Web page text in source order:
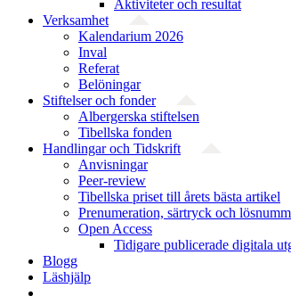
Aktiviteter och resultat
Verksamhet
Kalendarium 2026
Inval
Referat
Belöningar
Stiftelser och fonder
Albergerska stiftelsen
Tibellska fonden
Handlingar och Tidskrift
Anvisningar
Peer-review
Tibellska priset till årets bästa artikel
Prenumeration, särtryck och
Open Access
Tidigare publicerade digitala
Blogg
Läshjälp